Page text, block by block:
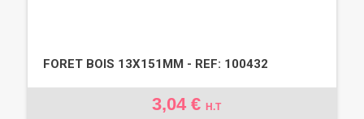
FORET BOIS 13X151MM - REF: 100432
3,04 € H.T